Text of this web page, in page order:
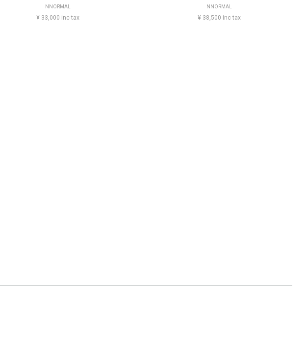
NNORMAL
¥ 33,000 inc tax
NNORMAL
¥ 38,500 inc tax